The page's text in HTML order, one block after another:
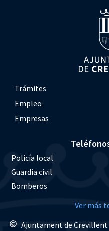
Trámites
Empleo
Empresas
Policía local
Guardia civil
Bomberos
Ver más
Ajuntament de Crevillent